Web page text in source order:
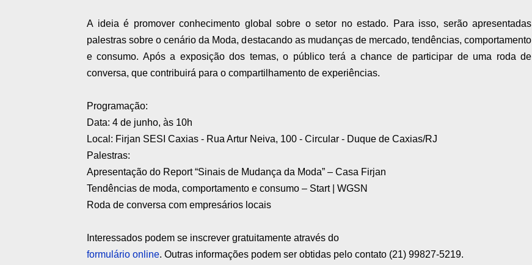
A ideia é promover conhecimento global sobre o setor no estado. Para isso, serão apresentadas
palestras sobre o cenário da Moda, destacando as mudanças de mercado, tendências, comportamento
e consumo. Após a exposição dos temas, o público terá a chance de participar de uma roda de
conversa, que contribuirá para o compartilhamento de experiências.
Programação:
Data: 4 de junho, às 10h
Local: Firjan SESI Caxias - Rua Artur Neiva, 100 - Circular - Duque de Caxias/RJ
Palestras:
Apresentação do Report “Sinais de Mudança da Moda” – Casa Firjan
Tendências de moda, comportamento e consumo – Start | WGSN
Roda de conversa com empresários locais
Interessados podem se inscrever gratuitamente através do
formulário online. Outras informações podem ser obtidas pelo contato (21) 99827-5219.